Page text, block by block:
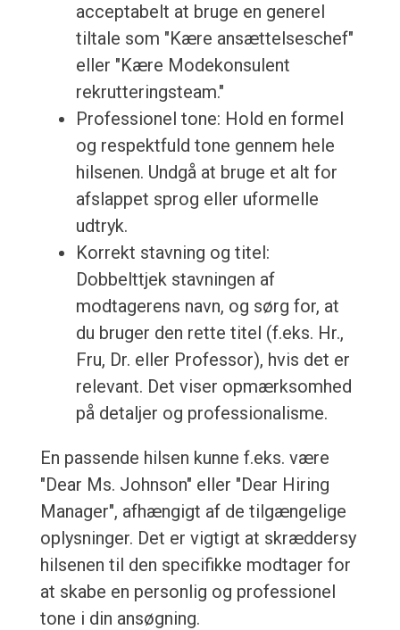
acceptabelt at bruge en generel
tiltale som "Kære ansættelseschef"
eller "Kære Modekonsulent
rekrutteringsteam."
Professionel tone: Hold en formel
og respektfuld tone gennem hele
hilsenen. Undgå at bruge et alt for
afslappet sprog eller uformelle
udtryk.
Korrekt stavning og titel:
Dobbelttjek stavningen af
modtagerens navn, og sørg for, at
du bruger den rette titel (f.eks. Hr.,
Fru, Dr. eller Professor), hvis det er
relevant. Det viser opmærksomhed
på detaljer og professionalisme.
En passende hilsen kunne f.eks. være
"Dear Ms. Johnson" eller "Dear Hiring
Manager", afhængigt af de tilgængelige
oplysninger. Det er vigtigt at skræddersy
hilsenen til den specifikke modtager for
at skabe en personlig og professionel
tone i din ansøgning.